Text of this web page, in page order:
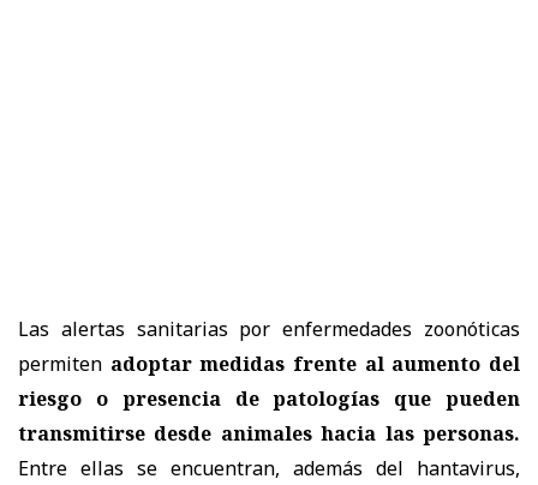
Las alertas sanitarias por enfermedades zoonóticas
permiten adoptar medidas frente al aumento del
riesgo o presencia de patologías que pueden
transmitirse desde animales hacia las personas.
Entre ellas se encuentran, además del hantavirus,